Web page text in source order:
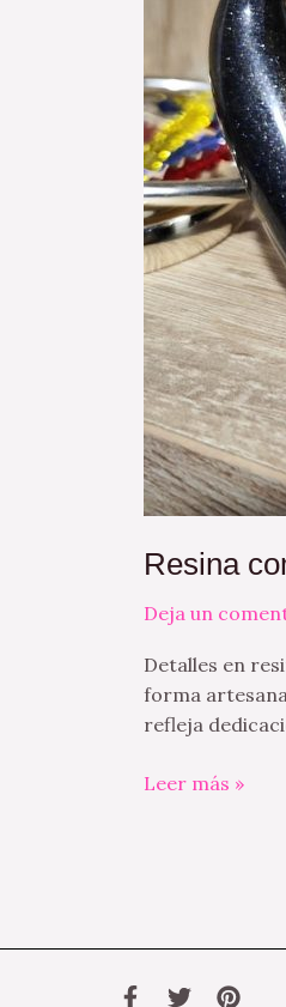
Resina
Deja un
Detalles en
forma
refleja
Leer más »